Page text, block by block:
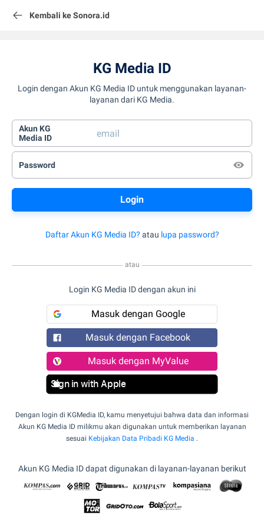
Kembali ke Sonora.id
KG Media ID
Login dengan Akun KG Media ID untuk menggunakan layanan-
layanan dari KG Media.
Akun KG
Media ID
Password
Daftar Akun KG Media ID? atau lupa password?
atau
Login KG Media ID dengan akun ini
Masuk dengan Google
Masuk dengan Facebook
Masuk dengan MyValue
Sign in with Apple
Dengan login di KGMedia ID, kamu menyetujui bahwa data dan informasi
Akun KG Media ID milikmu akan digunakan untuk memberikan layanan
sesuai Kebijakan Data Pribadi KG Media .
Akun KG Media ID dapat digunakan di layanan-layanan berikut